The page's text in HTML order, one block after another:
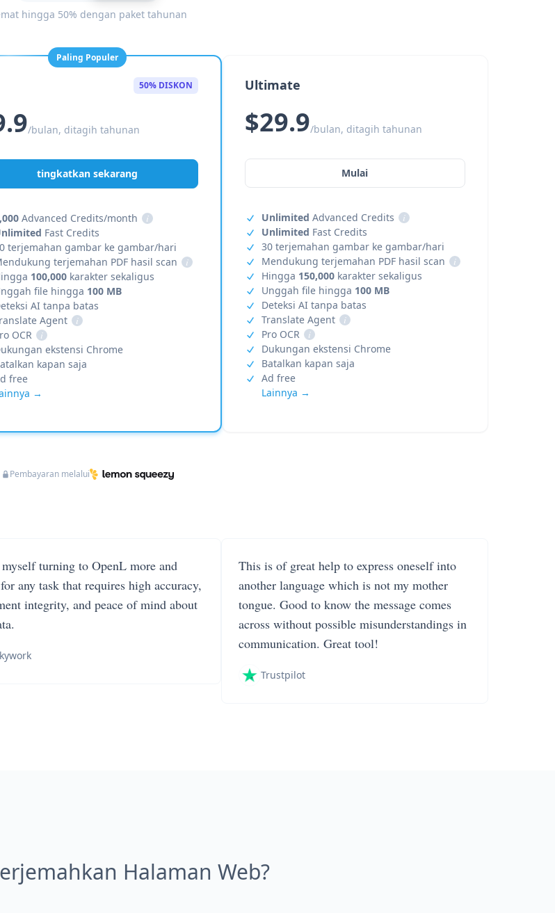
hingga 50% dengan paket tahunan
Paling Populer
50% DISKON
/bulan, ditagih tahunan
tingkatkan sekarang
Advanced Credits/month
i
Fast Credits
terjemahan gambar ke gambar/hari
terjemahan PDF hasil scan
i
100,000 karakter sekaligus
file hingga 100 MB
AI tanpa batas
Agent
i
OCR
i
ekstensi Chrome
kapan saja
free
→
Ultimate
$29.9/bulan, ditagih tahunan
Mulai
Unlimited Advanced Credits
i
Unlimited Fast Credits
30 terjemahan gambar ke gambar/hari
Mendukung terjemahan PDF hasil scan
i
Hingga 150,000karakter sekaligus
Unggah file hingga 100 MB
Deteksi AI tanpa batas
Translate Agent
i
Pro OCR
i
Dukungan ekstensi Chrome
Batalkan kapan saja
Ad free
Lainnya →
Pembayaran melalui
turning to OpenL more and
any task that requires high accuracy,
integrity, and peace of mind about
This is of great help to express oneself into
another language which is not my mother
tongue. Good to know the message comes
across without possible misunderstandings in
communication. Great tool!
Trustpilot
Halaman Web?